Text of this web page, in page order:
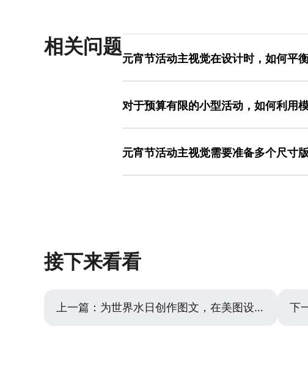
相关问题
元宵节活动主视觉在设计时，如何平
点缀色，用于标题、关键图标或边框。在元素选
体观感依然是专业的，但通过色彩和图形的点睛
对于预算有限的小型活动，如何利用
构与你的活动最匹配的。然后进行三步核心修改
元宵节活动主视觉需要准备多个尺寸
然处于视觉中心。保持所有版本的颜色、字体和
接下来看看
上一篇： 为世界水日创作图文，在美图设计室找到合适的模板与思路 下